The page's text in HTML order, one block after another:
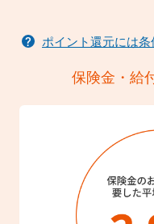
ポイント還元には
保険金・給